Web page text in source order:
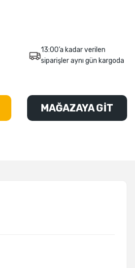
13:00’a kadar verilen
siparişler aynı gün kargoda
MAĞAZAYA GİT